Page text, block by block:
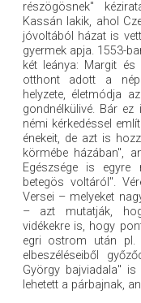
részögösnek"
Kassán lakik, ahol
jóvoltából házat is
gyermek apja. 1553-
két leánya: Margit
otthont adott a
helyzete, életmódja
gondnélkülivé. Bár
némi kérkedéssel
énekeit, de azt is
körmébe házában",
Egészsége is egyre
betegös voltáról".
Versei – melyeket
– azt mutatják,
vidékekre is, hogy
egri ostrom után pl.
elbeszéléseiből
György bajviadala"
lehetett a párbajnak,